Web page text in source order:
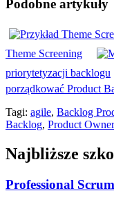
Podobne artykuły
Theme Screening
priorytetyzacji backlogu
porządkować Product
Tagi: agile, Backlog
Backlog, Product Owner
Najbliższe
Professional